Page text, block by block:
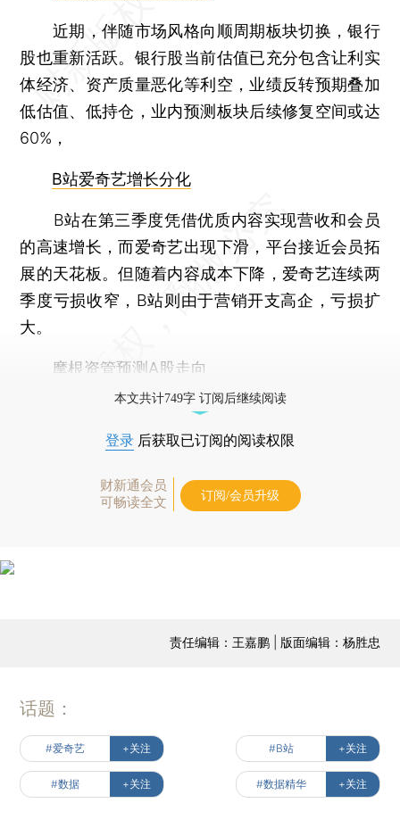
近期，伴随市场风格向顺周期板块切换，银行
股也重新活跃。银行股当前估值已充分包含让利实
体经济、资产质量恶化等利空，业绩反转预期叠加
低估值、低持仓，业内预测板块后续修复空间或达
60%，
B站爱奇艺增长分化
B站在第三季度凭借优质内容实现营收和会员
的高速增长，而爱奇艺出现下滑，平台接近会员拓
展的天花板。但随着内容成本下降，爱奇艺连续两
季度亏损收窄，B站则由于营销开支高企，亏损扩
大。
摩根资管预测A股走向
本文共计749字 订阅后继续阅读
登录 后获取已订阅的阅读权限
财新通会员
可畅读全文
订阅/会员升级
责任编辑：王嘉鹏 | 版面编辑：杨胜忠
话题：
#爱奇艺 +关注 #B站 +关注
#数据 +关注 #数据精华 +关注